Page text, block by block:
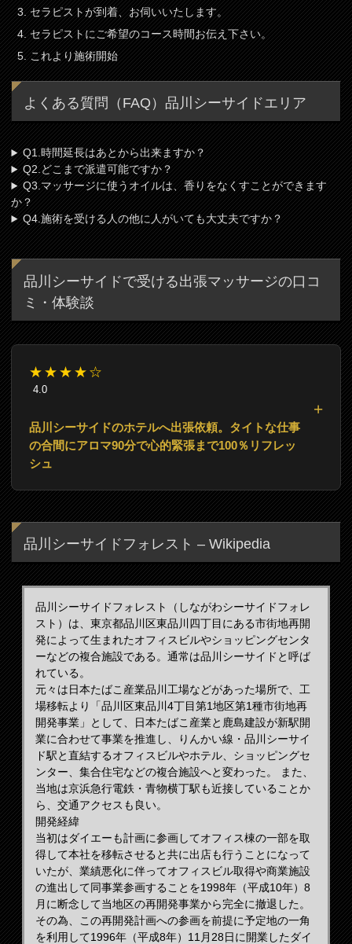
セラピストが到着、お伺いいたします。
セラピストにご希望のコース時間お伝え下さい。
これより施術開始
よくある質問（FAQ）品川シーサイドエリア
Q1.時間延長はあとから出来ますか？
Q2.どこまで派遣可能ですか？
Q3.マッサージに使うオイルは、香りをなくすことができます
か？
Q4.施術を受ける人の他に人がいても大丈夫ですか？
品川シーサイドで受ける出張マッサージの口コ
ミ・体験談
★★★★☆
4.0
品川シーサイドのホテルへ出張依頼。タイトな仕事
の合間にアロマ90分で心的緊張まで100％リフレッ
シュ
品川シーサイドフォレスト – Wikipedia
品川シーサイドフォレスト（しながわシーサイドフォレ
スト）は、東京都品川区東品川四丁目にある市街地再開
発によって生まれたオフィスビルやショッピングセンタ
ーなどの複合施設である。通常は品川シーサイドと呼ば
れている。
元々は日本たばこ産業品川工場などがあった場所で、工
場移転より「品川区東品川4丁目第1地区第1種市街地再
開発事業」として、日本たばこ産業と鹿島建設が新駅開
業に合わせて事業を推進し、りんかい線・品川シーサイ
ド駅と直結するオフィスビルやホテル、ショッピングセ
ンター、集合住宅などの複合施設へと変わった。 また、
当地は京浜急行電鉄・青物横丁駅も近接していることか
ら、交通アクセスも良い。
開発経緯
当初はダイエーも計画に参画してオフィス棟の一部を取
得して本社を移転させると共に出店も行うことになって
いたが、業績悪化に伴ってオフィスビル取得や商業施設
の進出して同事業参画することを1998年（平成10年）8
月に断念して当地区の再開発事業から完全に撤退した。
その為、この再開発計画への参画を前提に予定地の一角
を利用して1996年（平成8年）11月28日に開業したダイ